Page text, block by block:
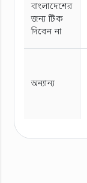
বাংলাদেশের
জন্য টিক
দিবেন না
অন্যান্য